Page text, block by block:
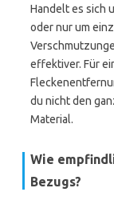
Handelt es sich
oder nur um
effektiver. Für
du nicht den
Material.
Wie
Bezugs?